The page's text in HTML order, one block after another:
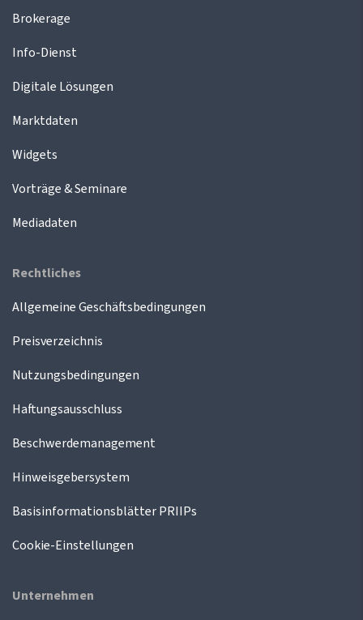
Brokerage
Info-Dienst
Digitale Lösungen
Marktdaten
Widgets
Vorträge & Seminare
Mediadaten
Rechtliches
Allgemeine Geschäftsbedingungen
Preisverzeichnis
Nutzungsbedingungen
Haftungsausschluss
Beschwerdemanagement
Hinweisgebersystem
Basisinformationsblätter PRIIPs
Cookie-Einstellungen
Unternehmen